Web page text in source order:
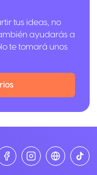
tus ideas, no
ayudarás a
te tomará unos